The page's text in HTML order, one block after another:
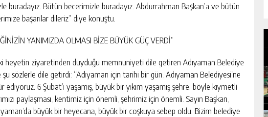
buradayız. Bütün becerimizle buradayız. Abdurrahman Başkan’a ve bütün
başarılar dileriz” diye konuştu.
YANIMIZDA OLMASI BİZE BÜYÜK GÜÇ VERDİ”
heyetin ziyaretinden duyduğu memnuniyeti dile getiren Adıyaman Belediye
sözlerle dile getirdi: “Adıyaman için tarihi bir gün. Adıyaman Belediyesi’ne
6 Şubat’ı yaşamış, büyük bir yıkım yaşamış şehre, böyle kıymetli
paylaşması, kentimiz için önemli, şehrimiz için önemli. Sayın Başkan,
büyük bir heyecana, büyük bir coşkuya sebep oldu. Bizim belediye